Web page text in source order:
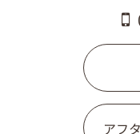
アフ